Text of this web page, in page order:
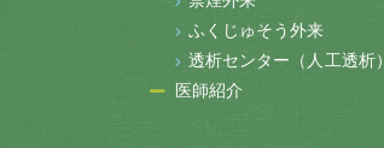
ふくじゅそう外来
透析センター（人工透析）
医師紹介